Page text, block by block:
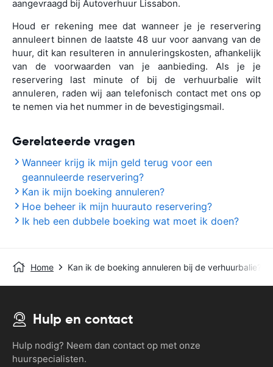
aangevraagd bij Autoverhuur Lissabon.
Houd er rekening mee dat wanneer je je reservering
annuleert binnen de laatste 48 uur voor aanvang van de
huur, dit kan resulteren in annuleringskosten, afhankelijk
van de voorwaarden van je aanbieding. Als je je
reservering last minute of bij de verhuurbalie wilt
annuleren, raden wij aan telefonisch contact met ons op
te nemen via het nummer in de bevestigingsmail.
Gerelateerde vragen
Wanneer krijg ik mijn geld terug voor een
geannuleerde reservering?
Kan ik mijn boeking annuleren?
Hoe beheer ik mijn huurauto reservering?
Ik heb een dubbele boeking wat moet ik doen?
Home Kan ik de boeking annuleren bij de verhuurbalie?
Hulp en contact
Hulp nodig? Neem dan contact op met onze
huurspecialisten.